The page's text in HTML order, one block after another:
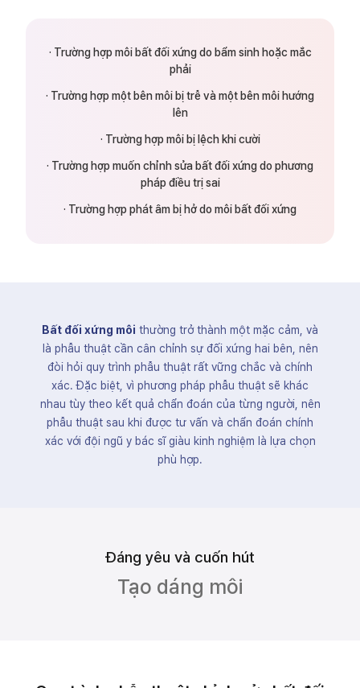
· Trường hợp môi bất đối xứng do bẩm sinh hoặc mắc
phải
· Trường hợp một bên môi bị trễ và một bên môi hướng
lên
· Trường hợp môi bị lệch khi cười
· Trường hợp muốn chỉnh sửa bất đối xứng do phương
pháp điều trị sai
· Trường hợp phát âm bị hở do môi bất đối xứng
Bất đối xứng môi thường trở thành một mặc cảm, và
là phẫu thuật cần cân chỉnh sự đối xứng hai bên, nên
đòi hỏi quy trình phẫu thuật rất vững chắc và chính
xác. Đặc biệt, vì phương pháp phẫu thuật sẽ khác
nhau tùy theo kết quả chẩn đoán của từng người, nên
phẫu thuật sau khi được tư vấn và chẩn đoán chính
xác với đội ngũ y bác sĩ giàu kinh nghiệm là lựa chọn
phù hợp.
Đáng yêu và cuốn hút
Tạo dáng môi